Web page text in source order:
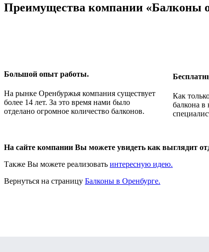
Преимущества компании «Балконы
Большой опыт работы.
На рынке Оренбуржья компания существует
более 14 лет. За это время нами было
отделано огромное количество балконов.
Как
балкона
На сайте компании Вы можете увидеть как выглядит
Также Вы можете реализовать интересную идею.
Вернуться на страницу Балконы в Оренбурге.